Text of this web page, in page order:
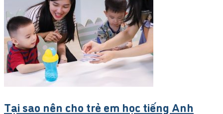
Tại sao nên cho trẻ em học tiếng Anh